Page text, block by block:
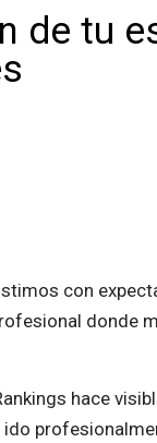
de tu
con
donde
hace